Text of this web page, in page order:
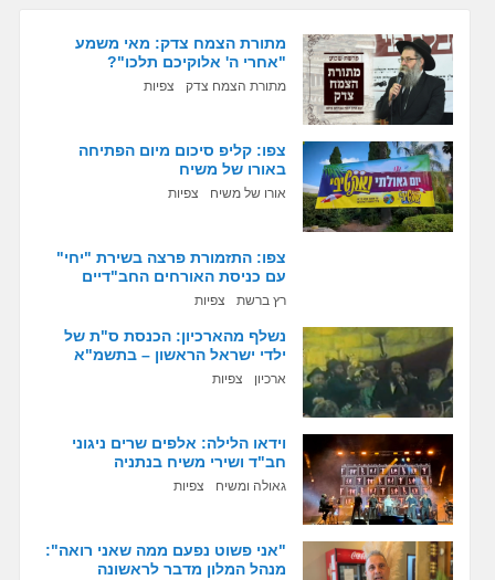
מתורת הצמח צדק: מאי משמע
"אחרי ה' אלוקיכם תלכו"?
מתורת הצמח צדק צפיות
צפו: קליפ סיכום מיום הפתיחה
באורו של משיח
אורו של משיח צפיות
צפו: התזמורת פרצה בשירת "יחי"
עם כניסת האורחים החב"דיים
רץ ברשת צפיות
נשלף מהארכיון: הכנסת ס"ת של
ילדי ישראל הראשון – בתשמ"א
ארכיון צפיות
וידאו הלילה: אלפים שרים ניגוני
חב"ד ושירי משיח בנתניה
גאולה ומשיח צפיות
"אני פשוט נפעם ממה שאני רואה":
מנהל המלון מדבר לראשונה